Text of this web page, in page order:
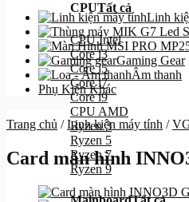
CPUTất cả
CPU Intel
Core i3
Core i5
Core i7
Core i9
CPU AMD
Ryzen 3
Ryzen 5
Ryzen 7
Ryzen 9
Linh
Gaming Gear
Âm thanh
Phụ Kiện Khác
Trang chủ / Linh kiện máy tính /
Card màn hình